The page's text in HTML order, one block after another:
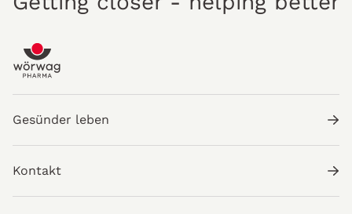
Gesünder leben
Kontakt